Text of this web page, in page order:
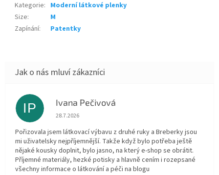
Kategorie: Moderní látkové plenky
Size:
M
Zapínání: Patentky
IP Ivana Pečivová
Hodnocení obchodu je 5 z 5 hvězdiček.
28.7.2026
Pořizovala jsem látkovací výbavu z druhé ruky a Breberky jsou
mi uživatelsky nejpříjemnější. Takže když bylo potřeba ještě
nějaké kousky doplnit, bylo jasno, na který e-shop se obrátit.
Příjemné materiály, hezké potisky a hlavně cením i rozepsané
všechny informace o látkování a péči na blogu